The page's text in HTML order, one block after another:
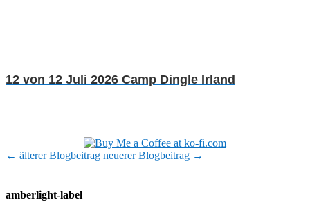
12 von 12 Juli 2026 Camp Dingle Irland
← älterer Blogbeitrag neuerer Blogbeitrag →
amberlight-label